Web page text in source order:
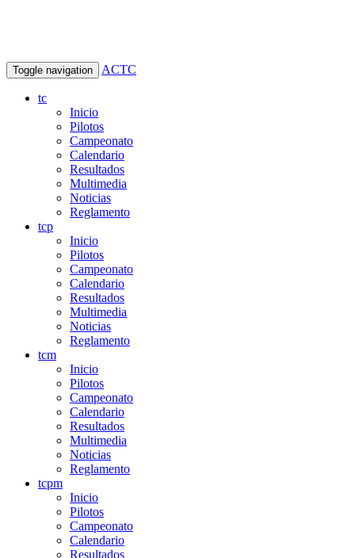
Toggle navigation ACTC
tc
Inicio
Pilotos
Campeonato
Calendario
Resultados
Multimedia
Noticias
Reglamento
tcp
Inicio
Pilotos
Campeonato
Calendario
Resultados
Multimedia
Noticias
Reglamento
tcm
Inicio
Pilotos
Campeonato
Calendario
Resultados
Multimedia
Noticias
Reglamento
tcpm
Inicio
Pilotos
Campeonato
Calendario
Resultados